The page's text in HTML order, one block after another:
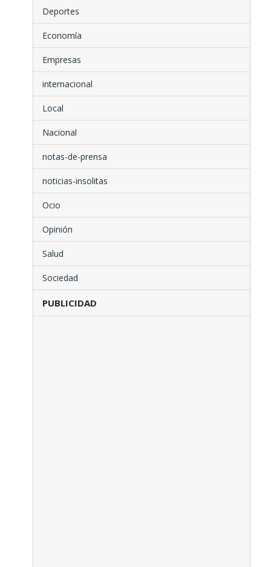
Deportes
Economía
Empresas
internacional
Local
Nacional
notas-de-prensa
noticias-insolitas
Ocio
Opinión
Salud
Sociedad
PUBLICIDAD